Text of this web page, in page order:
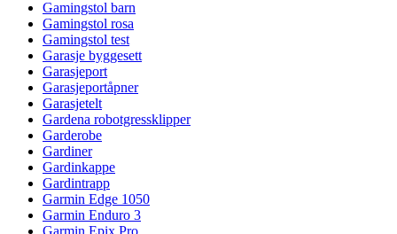
Gamingstol barn
Gamingstol rosa
Gamingstol test
Garasje byggesett
Garasjeport
Garasjeportåpner
Garasjetelt
Gardena robotgressklipper
Garderobe
Gardiner
Gardinkappe
Gardintrapp
Garmin Edge 1050
Garmin Enduro 3
Garmin Epix Pro